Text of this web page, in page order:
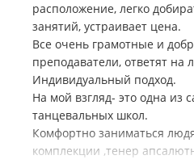
расположение, легко
занятий, устраивает цена.
Все очень грамотные и
преподаватели, ответят на
Индивидуальный подход.
На мой взгляд- это одна из
танцевальных школ.
Комфортно заниматься
комплекции ,тенер